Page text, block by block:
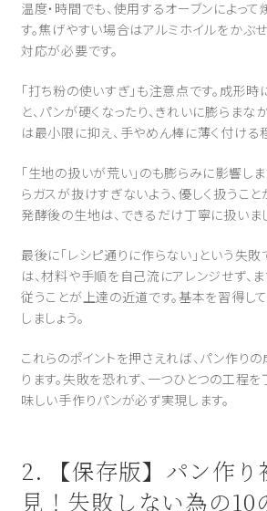
温度・時間でも、使用するオーブンによっ
す。焦げやすい場合はアルミホイルをかぶ
対応が必要です。
「打ち粉の使いすぎ」も注意点です。成形時
と、パンが硬くなったり、きれいに膨らまな
は最小限に抑え、手やめん棒に薄く付ける
「生地の扱いが荒い」のも膨らみに影響し
らガスが抜けすぎないよう、優しく扱うこ
発酵後の生地は、できるだけ丁寧に扱いまし
最後に「レシピ通りに作らない」という失敗
は、材料や手順を自己流にアレンジせず、
従うことが上達の近道です。基本を習得し
しましょう。
これらのポイントを押さえれば、パン作り
ります。失敗を恐れず、一つひとつの工程を
味しい手作りパンが必ず実現します。
2. 【保存版】パン作り
見！失敗しない為の10